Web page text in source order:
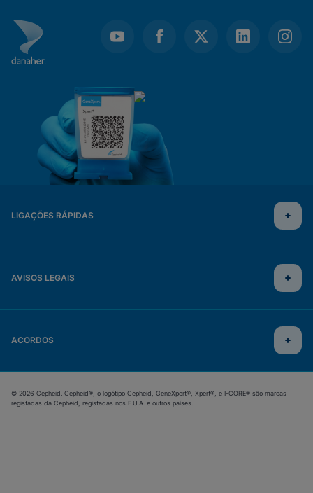
LIGAÇÕES RÁPIDAS
AVISOS LEGAIS
ACORDOS
© 2026 Cepheid. Cepheid®, o logótipo Cepheid, GeneXpert®, Xpert®, e I-CORE® são marcas
registadas da Cepheid, registadas nos E.U.A. e outros países.